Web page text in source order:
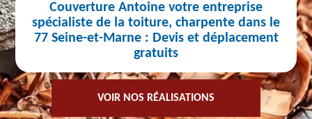
Couverture Antoine votre entreprise
spécialiste de la toiture, charpente dans le
77 Seine-et-Marne : Devis et déplacement
gratuits
VOIR NOS RÉALISATIONS